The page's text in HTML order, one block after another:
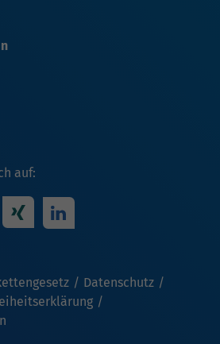
auf:
Datenschutz